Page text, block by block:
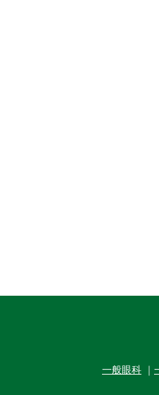
一般眼科 ｜